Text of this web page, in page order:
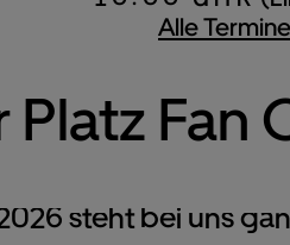
Alle Termine
Platz Fan
steht bei uns